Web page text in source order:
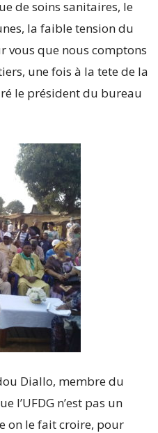
de soins sanitaires, le
la faible tension du
vous que nous comptons
une fois à la tete de la
le président du bureau
Diallo, membre du
l’UFDG n’est pas un
on le fait croire, pour